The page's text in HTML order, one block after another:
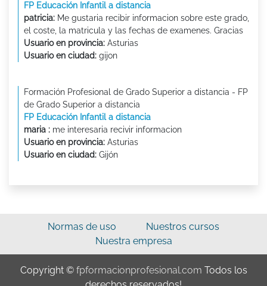
FP Educación Infantil a distancia
patricia: Me gustaria recibir informacion sobre este grado,
el coste, la matricula y las fechas de examenes. Gracias
Usuario en provincia: Asturias
Usuario en ciudad: gijon
Formación Profesional de Grado Superior a distancia - FP
de Grado Superior a distancia
FP Educación Infantil a distancia
maria : me interesaria recivir informacion
Usuario en provincia: Asturias
Usuario en ciudad: Gijón
Normas de uso
Nuestros cursos
Nuestra empresa
Copyright © fpformacionprofesional.com Todos los